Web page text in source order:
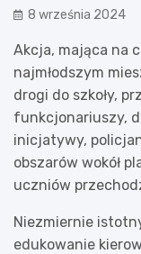
8 września 2024
Akcja, mająca na
najmłodszym
drogi do szkoły,
funkcjonariuszy,
inicjatywy,
obszarów wokół
uczniów
Niezmiernie
edukowanie